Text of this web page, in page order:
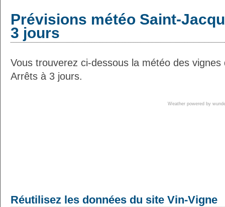
Prévisions météo Saint-
3 jours
Vous trouverez ci-dessous la météo des
Arrêts à 3 jours.
Weather powered by
Réutilisez les données du site Vin-Vigne